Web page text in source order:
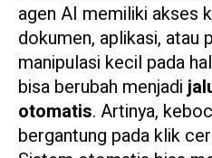
agen AI memiliki akses
dokumen, aplikasi, atau
manipulasi kecil pada
bisa berubah menjadi
otomatis. Artinya,
bergantung pada klik